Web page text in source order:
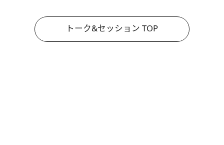
トーク&セッション TOP